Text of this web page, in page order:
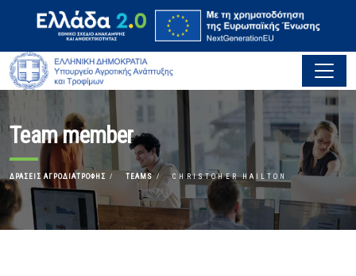
Team member
ΔΡΆΣΕΙΣ ΑΓΡΟΔΙΑΤΡΟΦΉΣ TEAMS CHRISTOHER HAILTON